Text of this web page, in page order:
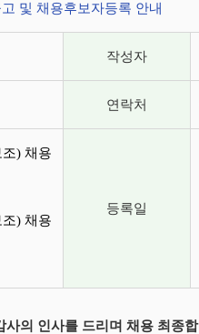
및 채용후보자등록 안내
작성자
연락처
) 채용
) 채용
등록일
의 인사를 드리며 채용 최종합